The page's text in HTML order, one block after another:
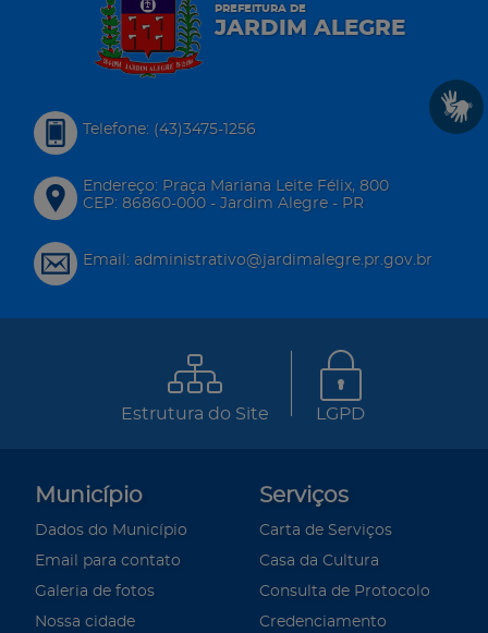
PREFEITURA DE
JARDIM ALEGRE
Telefone: (43)3475-1256
Endereço: Praça Mariana Leite Félix, 800
CEP: 86860-000 - Jardim Alegre - PR
Email: administrativo@jardimalegre.pr.gov.br
Estrutura do Site LGPD
Município
Dados do Município
Email para contato
Galeria de fotos
Nossa cidade
Serviços
Carta de Serviços
Casa da Cultura
Consulta de Protocolo
Credenciamento